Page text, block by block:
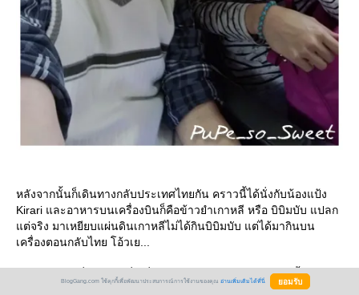
หลังจากนั้นก็เดินทางกลับประเทศไทยกัน คราวนี้ได้นั่งกับน้องแป้ง
Kirari และอาหารบนเครื่องบินก็คือข้าวยำเกาหลี หรือ บิบิมบับ แปลก
ต่จริง มาเหยียบแผ่นดินเกาหลีไม่ได้กินบิบิมบับ แต่ได้มากินบน
เครื่องตอนกลับไทย โอ้วเย...
ดยสรุปแล้วนี่เป้นทริปที่เหนื่อยใช้ได้ อาหารห่วย (อร่อยอยู่มื้อเดียว)
ละตารางดูเป็นทัวร์เกาหลีอันแสนน่าเบื่อสมบูรณ์แบบ ดูไม่เหมือน
BlogGang.com ใช้คุกกี้เพื่อพัฒนาประสบการณ์การใช้งานของคุณ อ่านเพิ่มเติมได้ที่นี่